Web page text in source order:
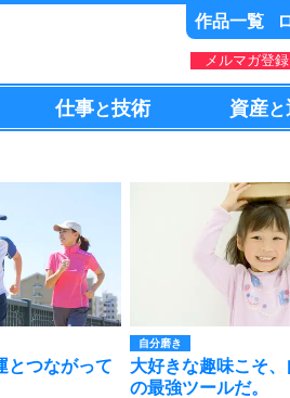
作品一覧
メルマガ登録
仕事と技術 資産と
とつながって
自分磨き
大好きな趣味こそ、
の最強ツールだ。